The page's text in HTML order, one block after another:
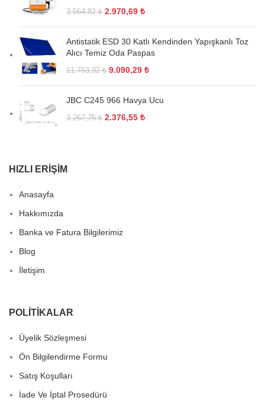
3.564,82₺ 2.970,69 ₺
Antistatik ESD 30 Katlı Kendinden Yapışkanlı Toz
Alıcı Temiz Oda Paspas
11.763,92₺ 9.090,29 ₺
JBC C245 966 Havya Ucu
3.267,75₺ 2.376,55 ₺
HIZLI ERIŞIM
Anasayfa
Hakkımızda
Banka ve Fatura Bilgilerimiz
Blog
İletişim
POLITIKALAR
Üyelik Sözleşmesi
Ön Bilgilendirme Formu
Satış Koşulları
İade Ve İptal Prosedürü